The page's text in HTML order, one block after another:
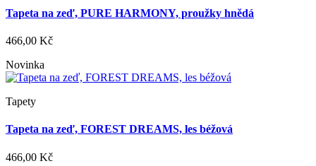
Tapeta na zeď, PURE HARMONY, proužky hnědá
466,00 Kč
Novinka
Tapety
Tapeta na zeď, FOREST DREAMS, les béžová
466,00 Kč